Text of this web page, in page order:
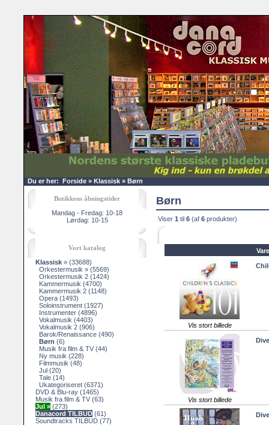
Du er her: Forside » Klassisk » Børn
Butikkens åbningstider
Mandag - Fredag: 10-18
Lørdag: 10-15
Vort katalog
Klassisk » (33688)
Orkestermusik » (5569)
Orkestermusik 2 (1424)
Kammermusik (4700)
Kammermusik 2 (1148)
Opera (1493)
Soloinstrument (1927)
Instrumenter (4896)
Vokalmusik (4403)
Vokalmusik 2 (906)
Barok/Renaissance (490)
Børn (6)
Musik fra film & TV (44)
Ny musik (228)
Filmmusik (48)
Jul (20)
Tale (14)
Ukategoriseret (6371)
DVD & Blu-ray (1465)
Musik fra film & TV (63)
Jul » (273)
Danacord TILBUD (61)
Soundtracks TILBUD (77)
Børn
Viser 1 til 6 (af 6 produkter)
Vis stort billede
Vis stort billede